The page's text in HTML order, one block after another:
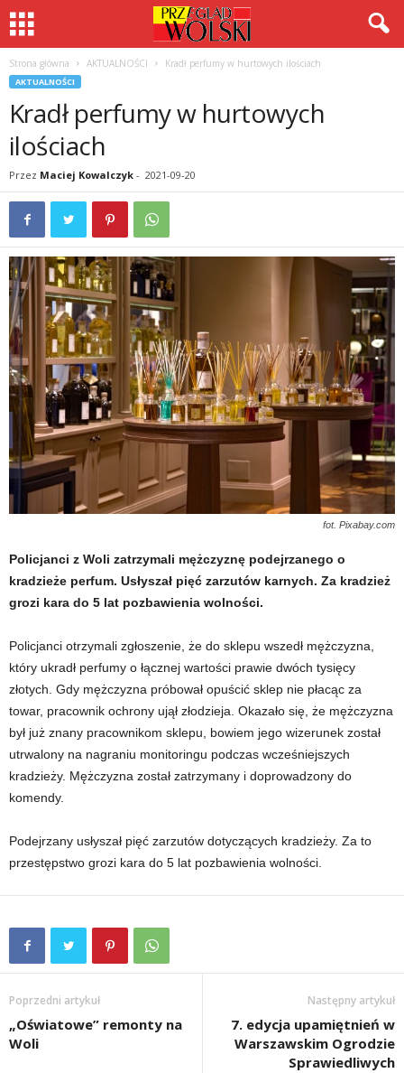
Strona główna AKTUALNOŚCI Kradł perfumy w hurtowych ilościach
AKTUALNOŚCI
Kradł perfumy w hurtowych
ilościach
Przez Maciej Kowalczyk - 2021-09-20
fot. Pixabay.com
Policjanci z Woli zatrzymali mężczyznę podejrzanego o
kradzieże perfum. Usłyszał pięć zarzutów karnych. Za kradzież
grozi kara do 5 lat pozbawienia wolności.
Policjanci otrzymali zgłoszenie, że do sklepu wszedł mężczyzna,
który ukradł perfumy o łącznej wartości prawie dwóch tysięcy
złotych. Gdy mężczyzna próbował opuścić sklep nie płacąc za
towar, pracownik ochrony ujął złodzieja. Okazało się, że mężczyzna
był już znany pracownikom sklepu, bowiem jego wizerunek został
utrwalony na nagraniu monitoringu podczas wcześniejszych
kradzieży. Mężczyzna został zatrzymany i doprowadzony do
komendy.
Podejrzany usłyszał pięć zarzutów dotyczących kradzieży. Za to
przestępstwo grozi kara do 5 lat pozbawienia wolności.
Poprzedni artykuł
„Oświatowe” remonty na
Woli
Następny artykuł
7. edycja upamiętnień w
Warszawskim Ogrodzie
Sprawiedliwych